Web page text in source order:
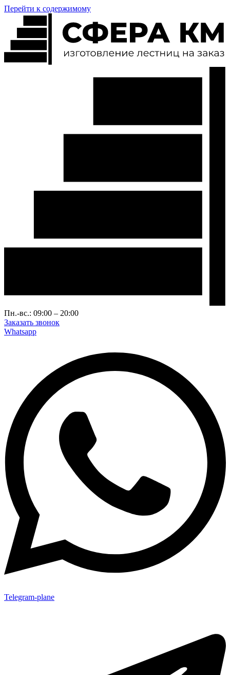
Перейти к содержимому
Пн.-вс.: 09:00 – 20:00
Заказать звонок
Whatsapp
Telegram-plane